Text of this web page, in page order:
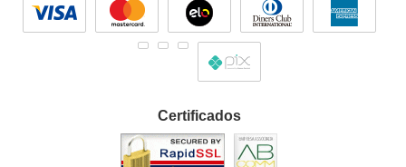
Certificados